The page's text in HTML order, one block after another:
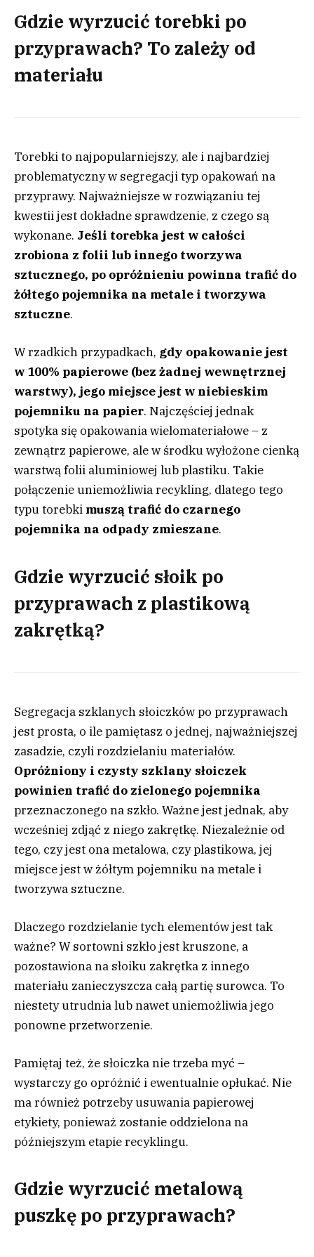
Gdzie wyrzucić torebki po
przyprawach? To zależy od
materiału
Torebki to najpopularniejszy, ale i najbardziej
problematyczny w segregacji typ opakowań na
przyprawy. Najważniejsze w rozwiązaniu tej
kwestii jest dokładne sprawdzenie, z czego są
wykonane. Jeśli torebka jest w całości
zrobiona z folii lub innego tworzywa
sztucznego, po opróżnieniu powinna trafić do
żółtego pojemnika na metale i tworzywa
sztuczne.
W rzadkich przypadkach, gdy opakowanie jest
w 100% papierowe (bez żadnej wewnętrznej
warstwy), jego miejsce jest w niebieskim
pojemniku na papier. Najczęściej jednak
spotyka się opakowania wielomateriałowe – z
zewnątrz papierowe, ale w środku wyłożone cienką
warstwą folii aluminiowej lub plastiku. Takie
połączenie uniemożliwia recykling, dlatego tego
typu torebki muszą trafić do czarnego
pojemnika na odpady zmieszane.
Gdzie wyrzucić słoik po
przyprawach z plastikową
zakrętką?
Segregacja szklanych słoiczków po przyprawach
jest prosta, o ile pamiętasz o jednej, najważniejszej
zasadzie, czyli rozdzielaniu materiałów.
Opróżniony i czysty szklany słoiczek
powinien trafić do zielonego pojemnika
przeznaczonego na szkło. Ważne jest jednak, aby
wcześniej zdjąć z niego zakrętkę. Niezależnie od
tego, czy jest ona metalowa, czy plastikowa, jej
miejsce jest w żółtym pojemniku na metale i
tworzywa sztuczne.
Dlaczego rozdzielanie tych elementów jest tak
ważne? W sortowni szkło jest kruszone, a
pozostawiona na słoiku zakrętka z innego
materiału zanieczyszcza całą partię surowca. To
niestety utrudnia lub nawet uniemożliwia jego
ponowne przetworzenie.
Pamiętaj też, że słoiczka nie trzeba myć –
wystarczy go opróżnić i ewentualnie opłukać. Nie
ma również potrzeby usuwania papierowej
etykiety, ponieważ zostanie oddzielona na
późniejszym etapie recyklingu.
Gdzie wyrzucić metalową
puszkę po przyprawach?